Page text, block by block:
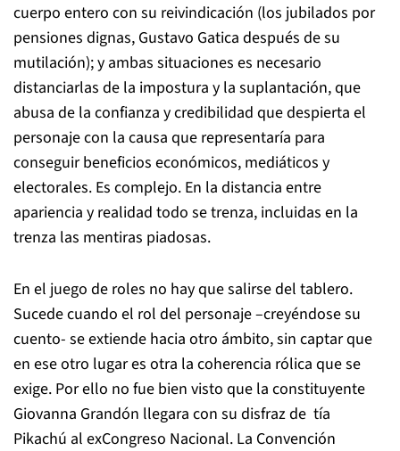
cuerpo entero con su reivindicación (los jubilados por
pensiones dignas, Gustavo Gatica después de su
mutilación); y ambas situaciones es necesario
distanciarlas de la impostura y la suplantación, que
abusa de la confianza y credibilidad que despierta el
personaje con la causa que representaría para
conseguir beneficios económicos, mediáticos y
electorales. Es complejo. En la distancia entre
apariencia y realidad todo se trenza, incluidas en la
trenza las mentiras piadosas.
En el juego de roles no hay que salirse del tablero.
Sucede cuando el rol del personaje –creyéndose su
cuento- se extiende hacia otro ámbito, sin captar que
en ese otro lugar es otra la coherencia rólica que se
exige. Por ello no fue bien visto que la constituyente
Giovanna Grandón llegara con su disfraz de tía
Pikachú al exCongreso Nacional. La Convención